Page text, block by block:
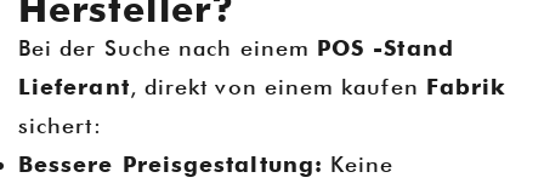
Hersteller?
Bei der Suche nach einem POS -Stand
Lieferant, direkt von einem kaufen Fabrik
sichert:
Bessere Preisgestaltung: Keine